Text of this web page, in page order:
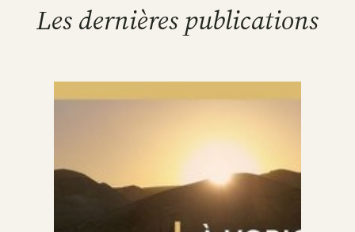
Les dernières publications